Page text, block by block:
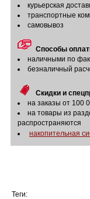
курьерская
транспортные
самовывоз
Способы
наличными по
безналичный
Скидки и
на заказы от 100
на товары из
распространяются
накопительная
Теги: